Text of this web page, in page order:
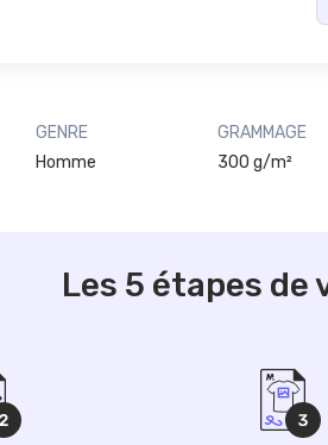
GENRE
Homme
GRAMMAGE
300 g/m²
Les 5 étapes de